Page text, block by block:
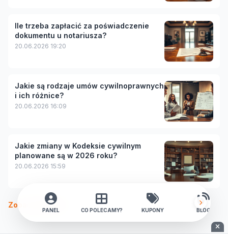
Ile trzeba zapłacić za poświadczenie
dokumentu u notariusza?
20.06.2026 19:20
Jakie są rodzaje umów cywilnoprawnych
i ich różnice?
20.06.2026 16:09
Jakie zmiany w Kodeksie cywilnym
planowane są w 2026 roku?
20.06.2026 15:59
Zobacz więcej
PANEL CO POLECAMY? KUPONY BLOG